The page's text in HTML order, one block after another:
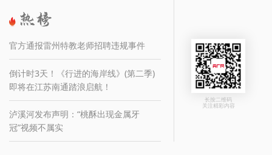
官方通报雷州特教老师招聘违规事件
倒计时3天！《行进的海岸线》(第二季)
即将在江苏南通踏浪启航！
泸溪河发布声明：“桃酥出现金属牙
冠”视频不属实
长按二维码
关注精彩内容